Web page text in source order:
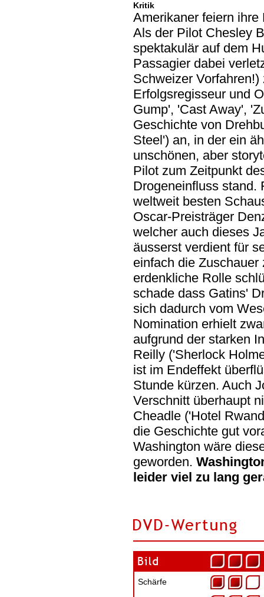
Kritik
Amerikaner feiern
Als der Pilot Chesley
spektakulär auf dem
Passagier dabei
Schweizer
Erfolgsregisseur und
Gump', 'Cast Away',
Geschichte von
Steel') an, in der ein
unschönen, aber
Pilot zum Zeitpunkt
Drogeneinfluss stand.
weltweit besten
Oscar-Preisträger
welcher auch dieses
äusserst verdient für
einfach die
erdenkliche Rolle
schade dass Gatins'
sich dadurch vom
Nomination erhielt
aufgrund der starken
Reilly ('Sherlock
ist im Endeffekt
Stunde kürzen. Auch
Verschnitt überhaupt
Cheadle ('Hotel
die Geschichte gut
Washington wäre
geworden.
leider viel zu lang
Schärfe